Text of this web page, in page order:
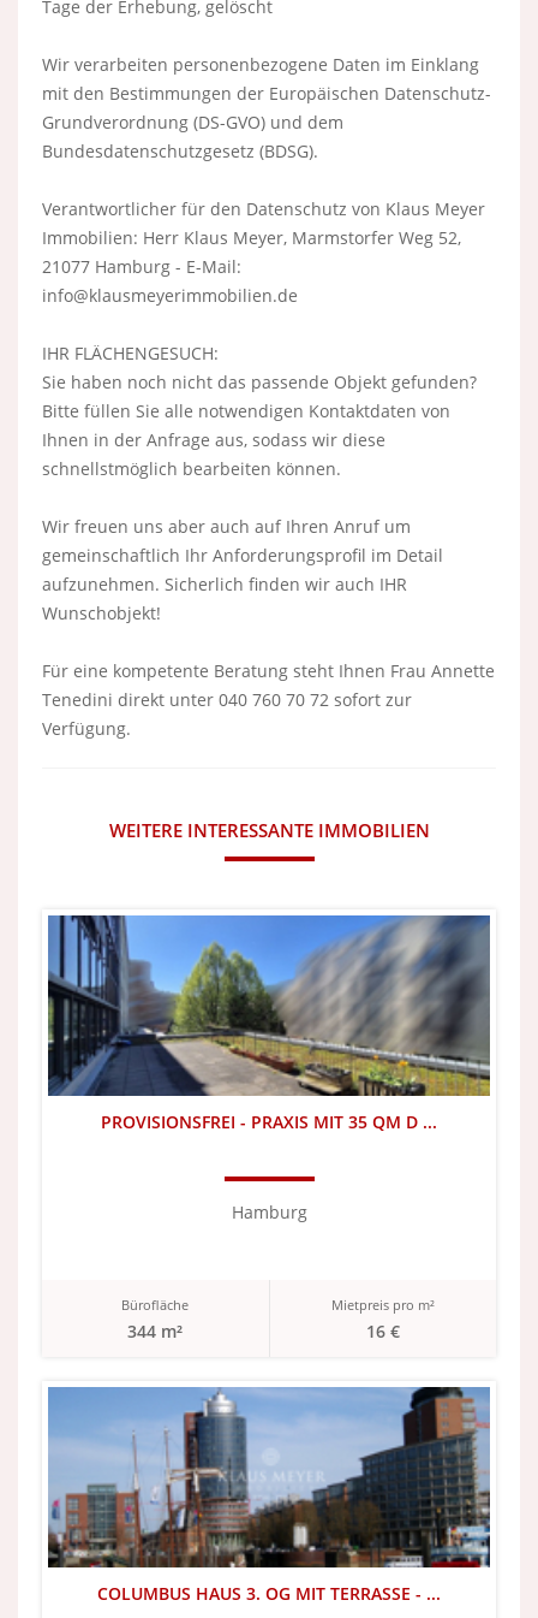
Tage der Erhebung, gelöscht
Wir verarbeiten personenbezogene Daten im Einklang
mit den Bestimmungen der Europäischen Datenschutz-
Grundverordnung (DS-GVO) und dem
Bundesdatenschutzgesetz (BDSG).
Verantwortlicher für den Datenschutz von Klaus Meyer
Immobilien: Herr Klaus Meyer, Marmstorfer Weg 52,
21077 Hamburg - E-Mail:
info@klausmeyerimmobilien.de
IHR FLÄCHENGESUCH:
Sie haben noch nicht das passende Objekt gefunden?
Bitte füllen Sie alle notwendigen Kontaktdaten von
Ihnen in der Anfrage aus, sodass wir diese
schnellstmöglich bearbeiten können.
Wir freuen uns aber auch auf Ihren Anruf um
gemeinschaftlich Ihr Anforderungsprofil im Detail
aufzunehmen. Sicherlich finden wir auch IHR
Wunschobjekt!
Für eine kompetente Beratung steht Ihnen Frau Annette
Tenedini direkt unter 040 760 70 72 sofort zur
Verfügung.
WEITERE INTERESSANTE IMMOBILIEN
PROVISIONSFREI - PRAXIS MIT 35 QM D ...
Hamburg
Bürofläche
344 m²
Mietpreis pro m²
16 €
COLUMBUS HAUS 3. OG MIT TERRASSE - ...